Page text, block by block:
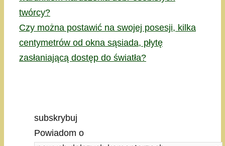
twórcy?
Czy można postawić na swojej posesji, kilka
centymetrów od okna sąsiada, płytę
zasłaniającą dostęp do światła?
subskrybuj
Powiadom o